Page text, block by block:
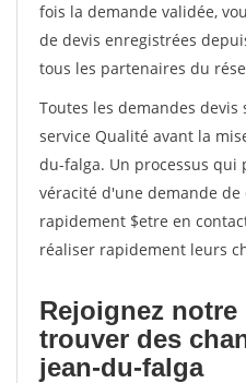
fois la demande validée,
de devis enregistrées
tous les partenaires du
Toutes les demandes
service Qualité avant la
du-falga. Un processus qui
véracité d'une demande de
rapidement $etre en
réaliser rapidement leurs
Rejoignez notre
trouver des
jean-du-falga